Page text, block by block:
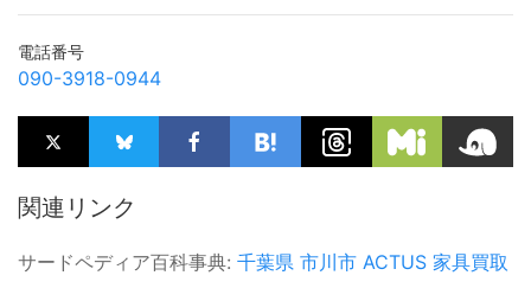
電話番号
090-3918-0944
関連リンク
サードペディア百科事典: 千葉県 市川市 ACTUS 家具買取